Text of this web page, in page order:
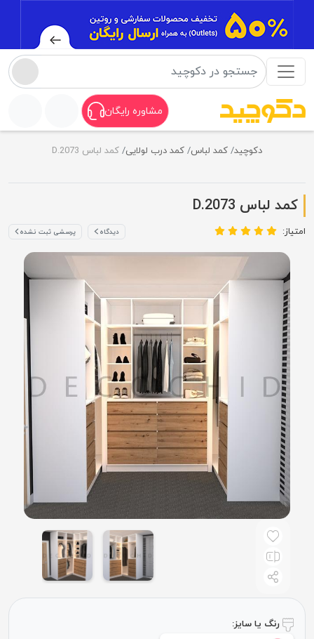
مشاوره رایگان
دکوچید کمد لباس کمد درب لولایی کمد لباس D.2073
کمد لباس D.2073
امتیاز: دیدگاه پرسشی ثبت نشده
رنگ یا سایز: